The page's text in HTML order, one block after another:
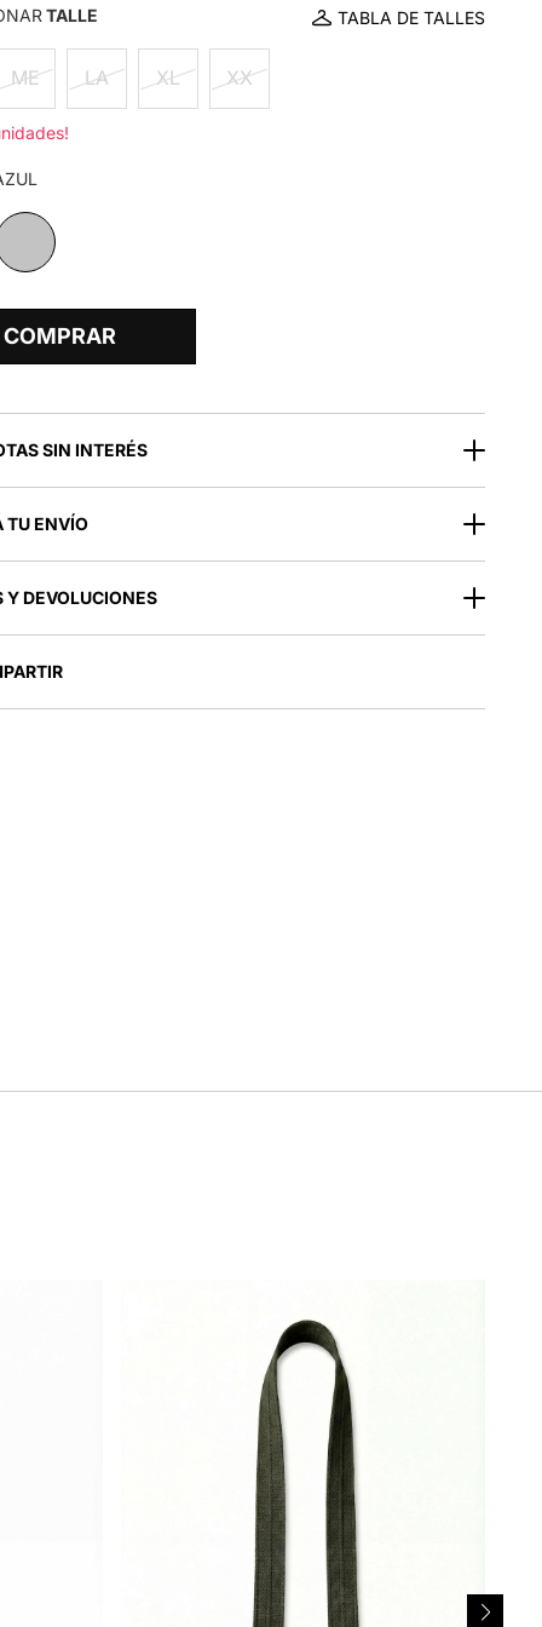
TABLA DE TALLES
TALLE
ME LA XL XX
COMPRAR
SIN INTERÉS
TU ENVÍO
Y DEVOLUCIONES